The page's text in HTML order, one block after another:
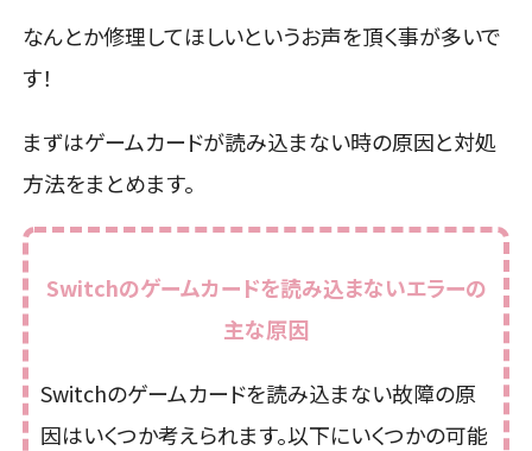
なんとか修理してほしいというお声を頂く事が多いで
す！
まずはゲームカードが読み込まない時の原因と対処
方法をまとめます。
Switchのゲームカードを読み込まないエラーの
主な原因
Switchのゲームカードを読み込まない故障の原
因はいくつか考えられます。以下にいくつかの可能